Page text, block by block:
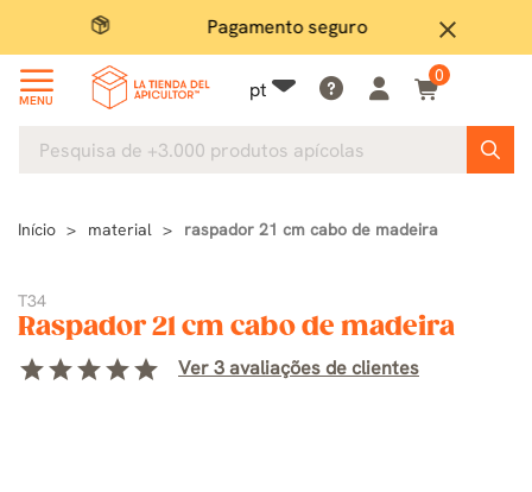
close
Pagamento seguro
MENU pt
0
Início material raspador 21 cm cabo de madeira
T34
Raspador 21 cm cabo de madeira
starstarstarstarstar Ver 3 avaliações de clientes